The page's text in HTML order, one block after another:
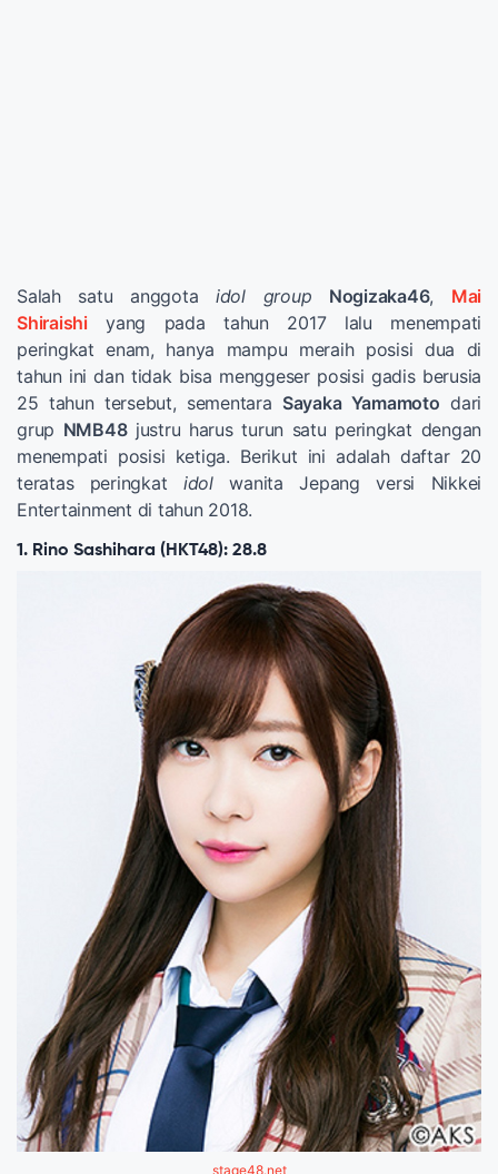
Salah satu anggota idol group Nogizaka46, Mai
Shiraishi yang pada tahun 2017 lalu menempati
peringkat enam, hanya mampu meraih posisi dua di
tahun ini dan tidak bisa menggeser posisi gadis berusia
25 tahun tersebut, sementara Sayaka Yamamoto dari
grup NMB48justru harus turun satu peringkat dengan
menempati posisi ketiga. Berikut ini adalah daftar 20
teratas peringkat idolwanita Jepang versi Nikkei
Entertainment di tahun 2018.
1. Rino Sashihara (HKT48): 28.8
stage48.net